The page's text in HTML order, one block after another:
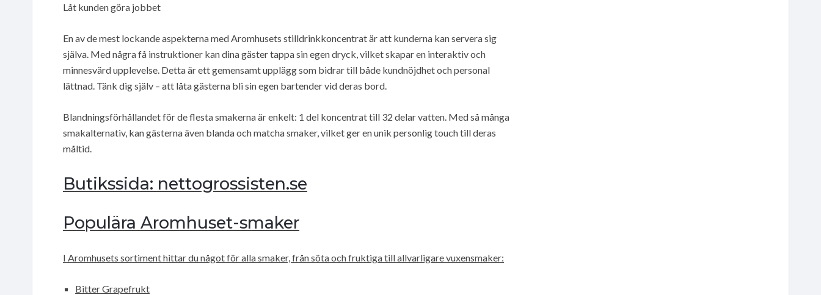
Låt kunden göra jobbet
En av de mest lockande aspekterna med Aromhusets stilldrinkkoncentrat är att kunderna kan servera sig
själva. Med några få instruktioner kan dina gäster tappa sin egen dryck, vilket skapar en interaktiv och
minnesvärd upplevelse. Detta är ett gemensamt upplägg som bidrar till både kundnöjdhet och personal
lättnad. Tänk dig själv – att låta gästerna bli sin egen bartender vid deras bord.
Blandningsförhållandet för de flesta smakerna är enkelt: 1 del koncentrat till 32 delar vatten. Med så många
smakalternativ, kan gästerna även blanda och matcha smaker, vilket ger en unik personlig touch till deras
måltid.
Butikssida: nettogrossisten.se
Populära Aromhuset-smaker
I Aromhusets sortiment hittar du något för alla smaker, från söta och fruktiga till allvarligare vuxensmaker:
Bitter Grapefrukt